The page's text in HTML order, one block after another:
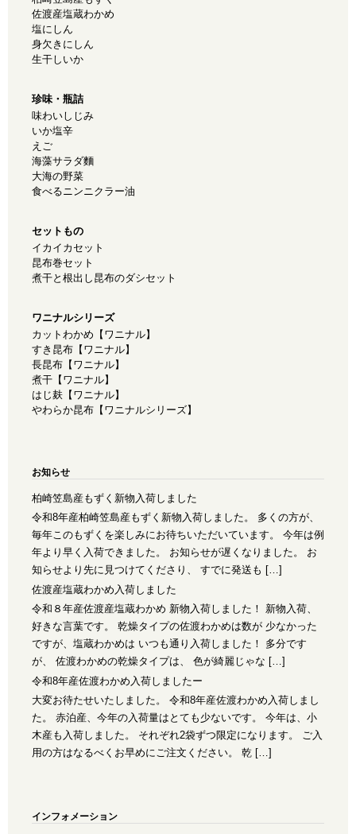
佐渡産塩蔵わかめ
塩にしん
身欠きにしん
生干しいか
珍味・瓶詰
味わいしじみ
いか塩辛
えご
海藻サラダ麵
大海の野菜
食べるニンニクラー油
セットもの
イカイカセット
昆布巻セット
煮干と根出し昆布のダシセット
ワニナルシリーズ
カットわかめ【ワニナル】
すき昆布【ワニナル】
長昆布【ワニナル】
煮干【ワニナル】
はじ麸【ワニナル】
やわらか昆布【ワニナルシリーズ】
お知らせ
柏崎笠島産もずく新物入荷しました
令和8年産柏崎笠島産もずく新物入荷しました。 多くの方が、
毎年このもずくを楽しみにお待ちいただいています。 今年は例
年より早く入荷できました。 お知らせが遅くなりました。 お
知らせより先に見つけてくださり、 すでに発送も […]
佐渡産塩蔵わかめ入荷しました
令和８年産佐渡産塩蔵わかめ 新物入荷しました！ 新物入荷、
好きな言葉です。 乾燥タイプの佐渡わかめは数が 少なかった
ですが、塩蔵わかめは いつも通り入荷しました！ 多分です
が、 佐渡わかめの乾燥タイプは、 色が綺麗じゃな […]
令和8年産佐渡わかめ入荷しましたー
大変お待たせいたしました。 令和8年産佐渡わかめ入荷しまし
た。 赤泊産、今年の入荷量はとても少ないです。 今年は、小
木産も入荷しました。 それぞれ2袋ずつ限定になります。 ご入
用の方はなるべくお早めにご注文ください。 乾 […]
インフォメーション